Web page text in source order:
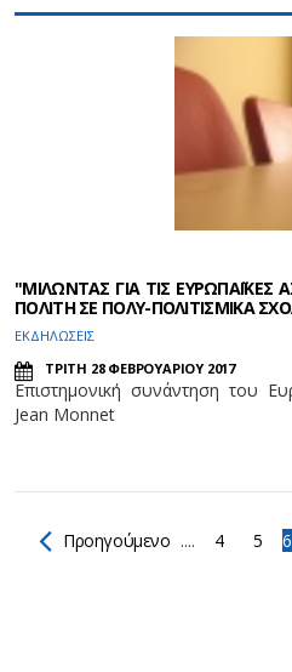
"ΜΙΛΩΝΤΑΣ ΓΙΑ ΤΙΣ ΕΥΡΩΠΑΪΚΕΣ
ΠΟΛΙΤΗ ΣΕ ΠΟΛΥ-ΠΟΛΙΤΙΣΜΙΚΑ
ΕΚΔΗΛΩΣΕΙΣ
ΤΡΙΤΗ 28 ΦΕΒΡΟΥΑΡΙΟΥ 2017
Επιστημονική συνάντηση του
Jean Monnet
Προηγούμενο .... 4 5 6